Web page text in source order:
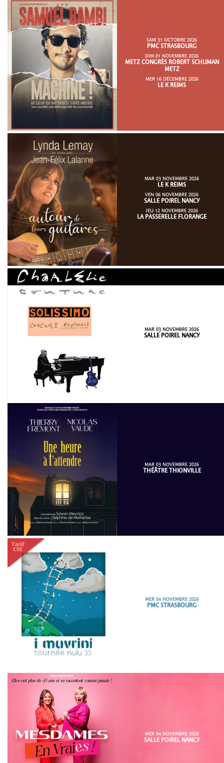
SAM 31 OCTOBRE 2026
PMC STRASBOURG
DIM 01 NOVEMBRE 2026
METZ CONGRÈS ROBERT SCHUMAN
METZ
MER 16 DÉCEMBRE 2026
LE K REIMS
MAR 03 NOVEMBRE 2026
LE K REIMS
VEN 06 NOVEMBRE 2026
SALLE POIREL NANCY
JEU 12 NOVEMBRE 2026
LA PASSERELLE FLORANGE
MAR 03 NOVEMBRE 2026
SALLE POIREL NANCY
MAR 03 NOVEMBRE 2026
THÉÂTRE THIONVILLE
MER 04 NOVEMBRE 2026
PMC STRASBOURG
MER 04 NOVEMBRE 2026
SALLE POIREL NANCY